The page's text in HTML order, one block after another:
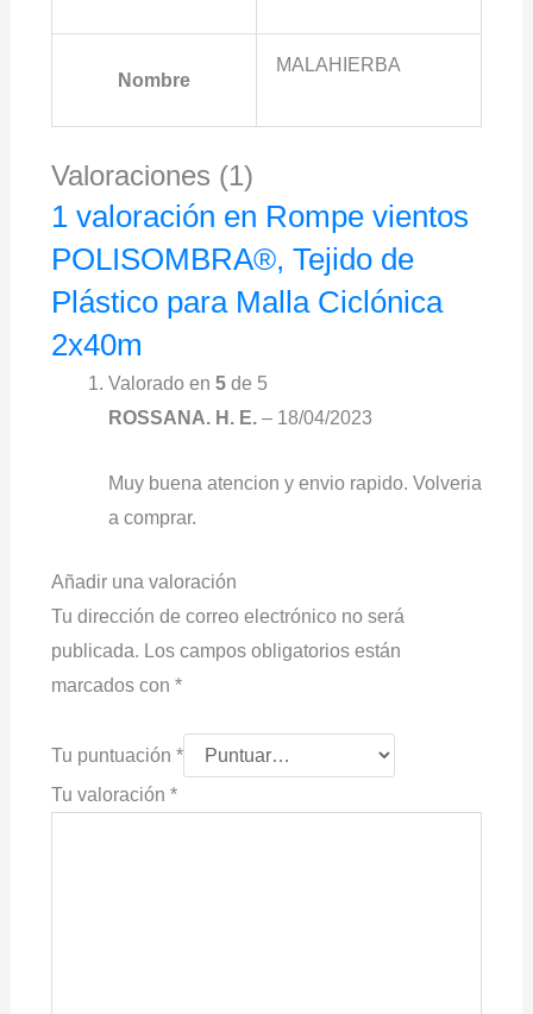
Nombre
MALAHIERBA
Valoraciones (1)
1 valoración en Rompe vientos
POLISOMBRA®, Tejido de
Plástico para Malla Ciclónica
2x40m
Valorado en 5de 5
ROSSANA. H. E. – 18/04/2023
Muy buena atencion y envio rapido. Volveria
a comprar.
Añadir una valoración
Tu dirección de correo electrónico no será
publicada. Los campos obligatorios están
marcados con *
Tu puntuación *
Tu valoración *